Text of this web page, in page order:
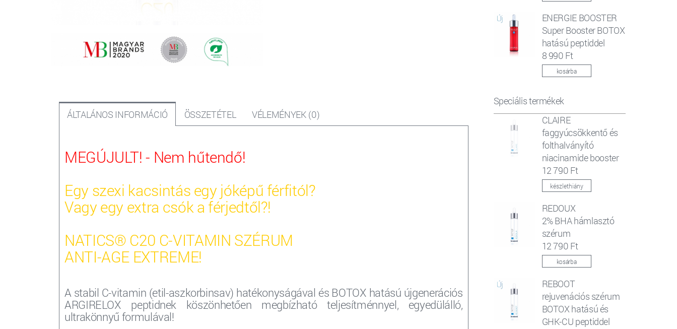
ÁLTALÁNOS INFORMÁCIÓ ÖSSZETÉTEL VÉLEMÉNYEK (0)
MEGÚJULT! - Nem hűtendő!
Egy szexi kacsintás egy jóképű férfitól?
Vagy egy extra csók a férjedtől?!
NATICS® C20 C-VITAMIN SZÉRUM
ANTI-AGE EXTREME!
A stabil C-vitamin (etil-aszkorbinsav) hatékonyságával és BOTOX hatású újgenerációs
ARGIRELOX peptidnek köszönhetően megbízható teljesítménnyel, egyedülálló,
ultrakönnyű formulával!
ENERGIE BOOSTER
Super Booster BOTOX
hatású peptiddel
8 990 Ft
kosárba
Speciális termékek
CLAIRE
faggyúcsökkentő és
folthalványító
niacinamide booster
12 790 Ft
készlethiány
REDOUX
2% BHA hámlasztó
szérum
12 790 Ft
kosárba
REBOOT
rejuvenációs szérum
BOTOX hatású és
GHK-CU peptiddel